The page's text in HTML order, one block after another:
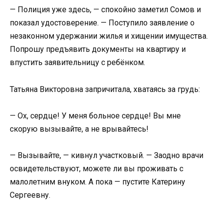
— Полиция уже здесь, — спокойно заметил Сомов и
показал удостоверение. — Поступило заявление о
незаконном удержании жилья и хищении имущества.
Попрошу предъявить документы на квартиру и
впустить заявительницу с ребёнком.
Татьяна Викторовна запричитала, хватаясь за грудь:
— Ох, сердце! У меня больное сердце! Вы мне
скорую вызывайте, а не врывайтесь!
— Вызывайте, — кивнул участковый. — Заодно врачи
освидетельствуют, можете ли вы проживать с
малолетним внуком. А пока — пустите Катерину
Сергеевну.